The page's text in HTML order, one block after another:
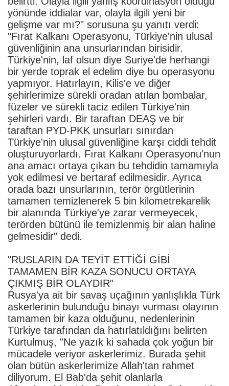
yönünde iddialar var, olayla ilgili yeni bir
gelişme var mı?" sorusuna şu yanıtı verdi:
"Fırat Kalkanı Operasyonu, Türkiye'nin ulusal
güvenliğinin ana unsurlarından birisidir.
Türkiye'nin, laf olsun diye Suriye'de herhangi
bir yerde toprak el edelim diye bu operasyonu
yapmıyor. Hatırlayın, Kilis'e ve diğer
şehirlerimize sürekli oradan atılan bombalar,
füzeler ve sürekli taciz edilen Türkiye'nin
şehirleri vardı. Bir taraftan DEAŞ ve bir
taraftan PYD-PKK unsurları sınırdan
Türkiye'nin ulusal güvenliğine karşı ciddi tehdit
oluşturuyorlardı. Fırat Kalkanı Operasyonu'nun
ana amacı ortaya çıkan bu tehdidin tamamıyla
yok edilmesi ve bertaraf edilmesidir. Ayrıca
orada bazı unsurlarının, terör örgütlerinin
tamamen temizlenerek 5 bin kilometrekarelik
bir alanında Türkiye'ye zarar vermeyecek,
terörden bütünü ile temizlenmiş bir alan haline
gelmesidir" dedi.
"RUSLARIN DA TEYİT ETTİĞİ GİBİ
TAMAMEN BİR KAZA SONUCU ORTAYA
ÇIKMIŞ BİR OLAYDIR"
Rusya'ya ait bir savaş uçağının yanlışlıkla Türk
askerlerinin bulunduğu binayı vurması olayının
tamamen bir kaza olduğunu, nedenlerinin
Türkiye tarafından da hatırlatıldığını belirten
Kurtulmuş, "Ne yazık ki sahada çok yoğun bir
mücadele veriyor askerlerimiz. Burada şehit
olan bütün askerlerimize Allah'tan rahmet
diliyorum. El Bab'da şehit olanlarla